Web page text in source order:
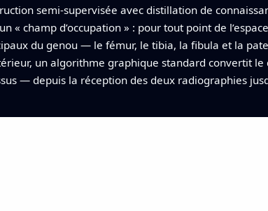
semi-supervisée avec distillation de
« champ d’occupation » : pour tout point de
du genou — le fémur, le tibia, la fibula et la
un algorithme graphique standard convertit le
— depuis la réception des deux radiographies